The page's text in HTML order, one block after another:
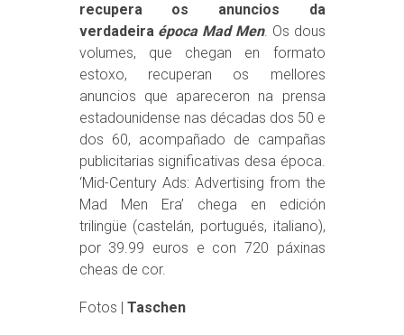
recupera os anuncios da
verdadeira época Mad Men. Os dous
volumes, que chegan en formato
estoxo, recuperan os mellores
anuncios que apareceron na prensa
estadounidense nas décadas dos 50 e
dos 60, acompañado de campañas
publicitarias significativas desa época.
‘Mid-Century Ads: Advertising from the
Mad Men Era’ chega en edición
trilingüe (castelán, portugués, italiano),
por 39.99 euros e con 720 páxinas
cheas de cor.
Fotos | Taschen